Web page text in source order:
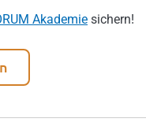
Akademie sichern!